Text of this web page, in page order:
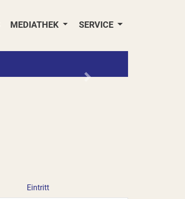
MEDIATHEK SERVICE
Eintritt